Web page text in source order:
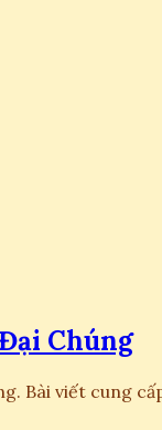
Chúng
Bài viết cung